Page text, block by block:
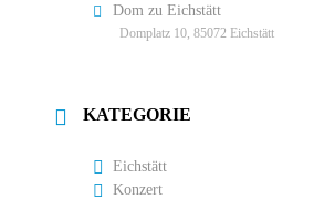
Dom zu Eichstätt
Domplatz 10, 85072 Eichstätt
KATEGORIE
Eichstätt
Konzert